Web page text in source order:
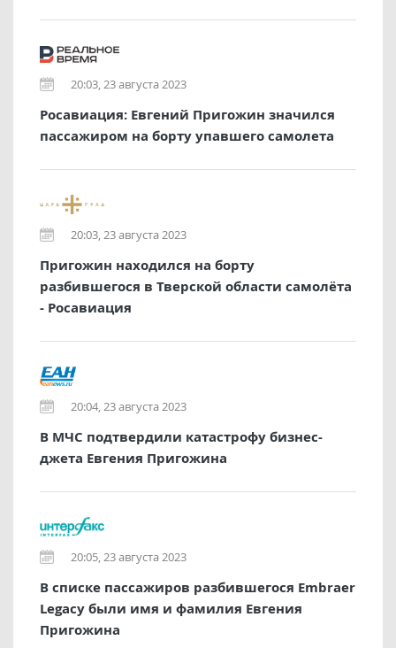
20:03, 23 августа 2023
Росавиация: Евгений Пригожин значился
пассажиром на борту упавшего самолета
20:03, 23 августа 2023
Пригожин находился на борту
разбившегося в Тверской области самолёта
- Росавиация
20:04, 23 августа 2023
В МЧС подтвердили катастрофу бизнес-
джета Евгения Пригожина
20:05, 23 августа 2023
В списке пассажиров разбившегося Embraer
Legacy были имя и фамилия Евгения
Пригожина